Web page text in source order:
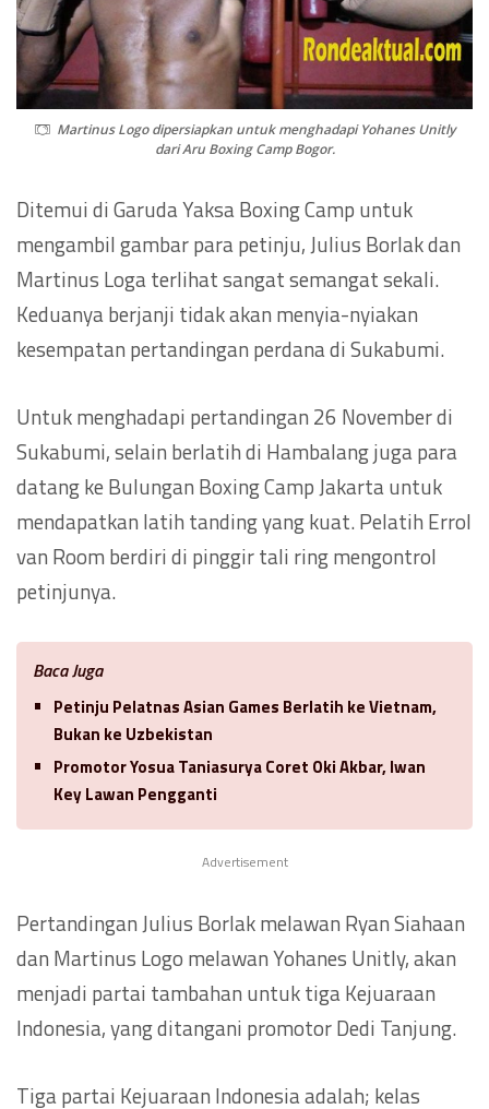
Martinus Logo dipersiapkan untuk menghadapi Yohanes Unitly
dari Aru Boxing Camp Bogor.
Ditemui di Garuda Yaksa Boxing Camp untuk
mengambil gambar para petinju, Julius Borlak dan
Martinus Loga terlihat sangat semangat sekali.
Keduanya berjanji tidak akan menyia-nyiakan
kesempatan pertandingan perdana di Sukabumi.
Untuk menghadapi pertandingan 26 November di
Sukabumi, selain berlatih di Hambalang juga para
datang ke Bulungan Boxing Camp Jakarta untuk
mendapatkan latih tanding yang kuat. Pelatih Errol
van Room berdiri di pinggir tali ring mengontrol
petinjunya.
Baca Juga
Petinju Pelatnas Asian Games Berlatih ke Vietnam,
Bukan ke Uzbekistan
Promotor Yosua Taniasurya Coret Oki Akbar, Iwan
Key Lawan Pengganti
Advertisement
Pertandingan Julius Borlak melawan Ryan Siahaan
dan Martinus Logo melawan Yohanes Unitly, akan
menjadi partai tambahan untuk tiga Kejuaraan
Indonesia, yang ditangani promotor Dedi Tanjung.
Tiga partai Kejuaraan Indonesia adalah; kelas